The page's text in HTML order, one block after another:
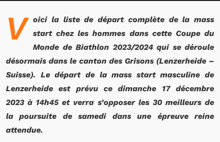
V
oici la liste de départ complète de la mass
start chez les hommes dans cette Coupe du
Monde de Biathlon 2023/2024 qui se déroule
désormais dans le canton des Grisons (Lenzerheide –
Suisse). Le départ de la mass start masculine de
Lenzerheide est prévu ce dimanche 17 décembre
2023 à 14h45 et verra s’opposer les 30 meilleurs de
la poursuite de samedi dans une épreuve reine
attendue.